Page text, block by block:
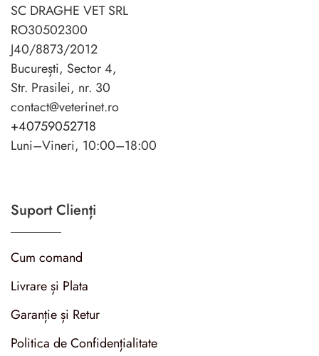
SC DRAGHE VET SRL
RO30502300
J40/8873/2012
București, Sector 4,
Str. Prasilei, nr. 30
contact@veterinet.ro
+40759052718
Luni–Vineri, 10:00–18:00
Suport Clienți
Cum comand
Livrare și Plata
Garanție și Retur
Politica de Confidențialitate